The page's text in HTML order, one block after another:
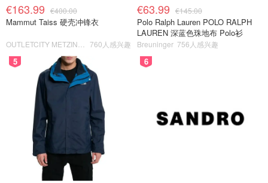
€163.99 €400.00
Mammut Taiss 硬壳冲锋衣
760人感兴趣
€63.99 €145.00
Polo Ralph Lauren POLO RALPH
LAUREN 深蓝色珠地布 Polo衫
Breuninger 756人感兴趣
5 6